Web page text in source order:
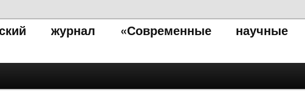
журнал «Современные научные